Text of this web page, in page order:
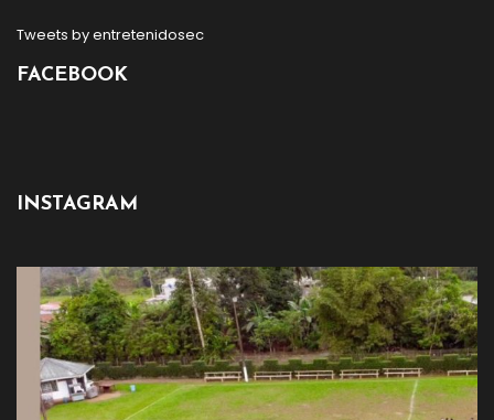
Tweets by entretenidosec
FACEBOOK
INSTAGRAM